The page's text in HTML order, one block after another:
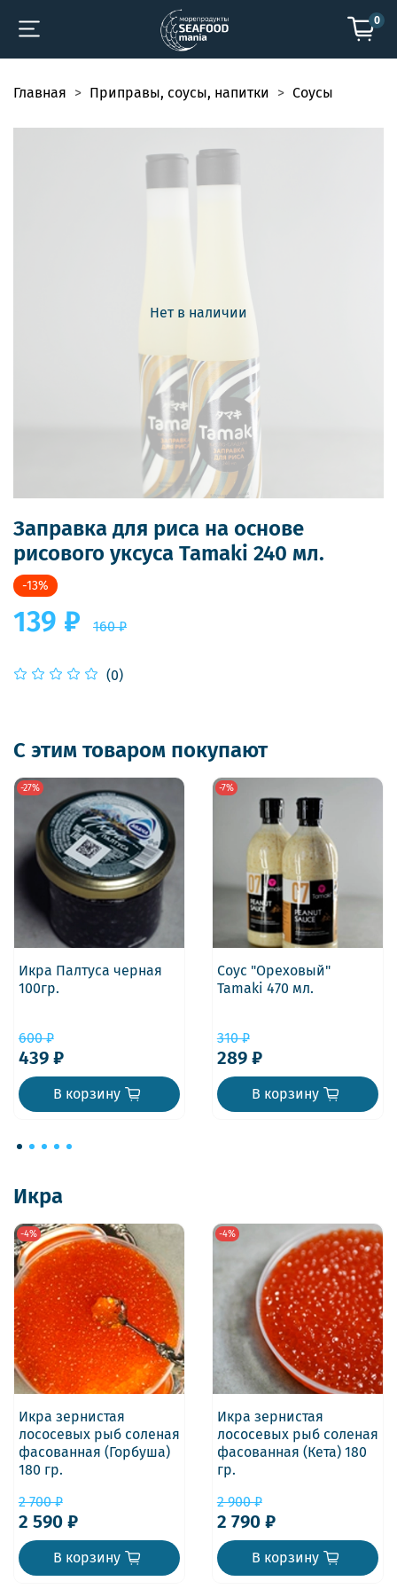
0
Главная Приправы, соусы, напитки Соусы
Нет в наличии
Заправка для риса на основе
рисового уксуса Tamaki 240 мл.
(0)
-13%
139 ₽ 160 ₽
С этим товаром покупают
-27%
Икра Палтуса черная
100гр.
600 ₽
439 ₽
В корзину
-7%
Соус "Ореховый"
Tamaki 470 мл.
310 ₽
289 ₽
В корзину
Икра
-4%
Икра зернистая
лососевых рыб соленая
фасованная (Горбуша)
180 гр.
2 700 ₽
2 590 ₽
В корзину
-4%
Икра зернистая
лососевых рыб соленая
фасованная (Кета) 180
гр.
2 900 ₽
2 790 ₽
В корзину